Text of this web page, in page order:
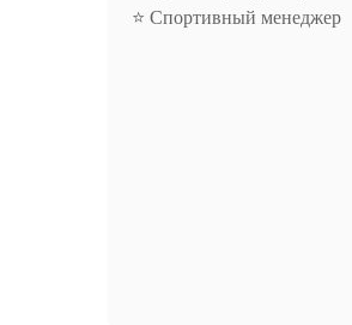
⭐ Спортивный менеджер